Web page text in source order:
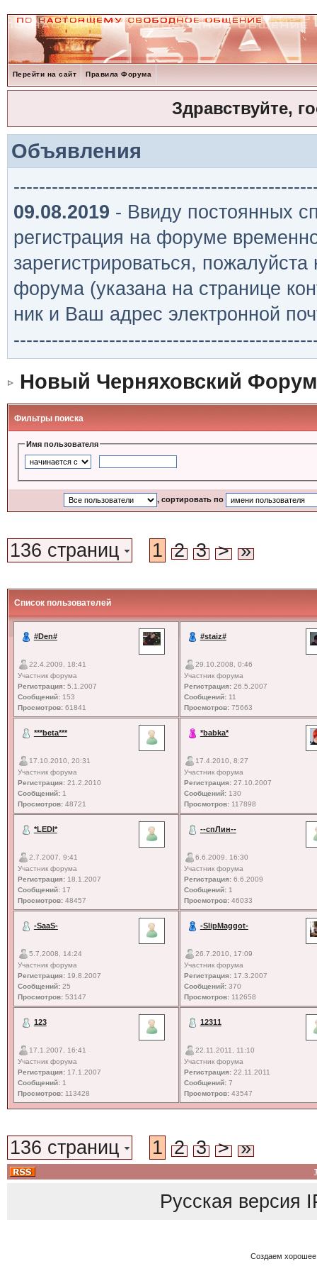
Перейти на сайт Правила Форума
Здравствуйте,
Объявления
09.08.2019 - Ввиду постоянных
регистрация на форуме
зарегистрироваться,
форума (указана на странице
ник и Ваш адрес электронной
Новый Черняховский Форум
Фильтры поиска
Имя пользователя
, сортировать по
136 страниц 1 2 3 > »
Список пользователей
#Den#
22.4.2009, 18:41
Участник форума
Регистрация:5.1.2007
Сообщений:153
Просмотров:61841
#staiz#
29.10.2008, 0:46
Участник форума
Регистрация:26.5.2007
Сообщений:11
Просмотров:75663
***beta***
17.10.2010, 20:31
Участник форума
Регистрация:21.2.2010
Сообщений:1
Просмотров:48721
*babka*
17.4.2010, 8:27
Участник форума
Регистрация:27.10.2007
Сообщений:130
Просмотров:117898
*LEDI*
2.7.2007, 9:41
Участник форума
Регистрация:18.1.2007
Сообщений:17
Просмотров:48457
--спЛин--
6.6.2009, 16:30
Участник форума
Регистрация:6.6.2009
Сообщений:1
Просмотров:46033
-SaaS-
5.7.2008, 14:24
Участник форума
Регистрация:19.8.2007
Сообщений:25
Просмотров:53147
-SlipMaggot-
26.7.2010, 17:09
Участник форума
Регистрация:17.3.2007
Сообщений:370
Просмотров:112658
123
17.1.2007, 16:41
Участник форума
Регистрация:17.1.2007
Сообщений:1
Просмотров:113428
12311
22.11.2011, 11:10
Участник форума
Регистрация:22.11.2011
Сообщений:7
Просмотров:43547
136 страниц 1 2 3 > »
Русская версия
Создаем